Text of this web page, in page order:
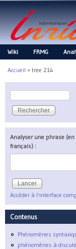
Main menu
Wiki FRMG
Vous êtes ici
Accueil » tree 214
Formulaire de
Rechercher
Analyser une phrase (en
français) :
Accéder à l'interface
Contenus
Phénomènes
phénomènes à